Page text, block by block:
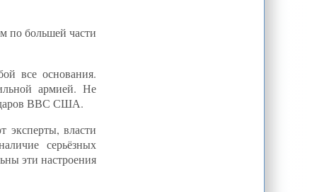
по большей части
все основания.
армией. Не
ударов ВВС США.
эксперты, власти
серьёзных
эти настроения